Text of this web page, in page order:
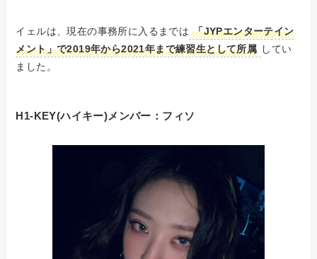
イェルは、現在の事務所に入るまでは 「JYPエンターテイン
メント」で2019年から2021年まで練習生として所属 してい
ました。
H1-KEY(ハイキー)メンバー： フィソ